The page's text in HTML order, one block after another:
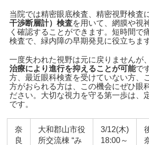
当院では精密眼底検査、精密視野検査
干渉断層計）検査を用いて、網膜や視
く確認することができます。短時間で
検査で、緑内障の早期発見に役立ちます
一度失われた視野は元に戻りませんが
治療により進行を抑えることが可能で
方、最近眼科検査を受けていない方、
方がおられる方は、この機会にぜひ眼
ださい。大切な視力を守る第一歩は、
です。
奈
良
大和郡山市役
所交流棟 “み
3/12(木)
18:00～